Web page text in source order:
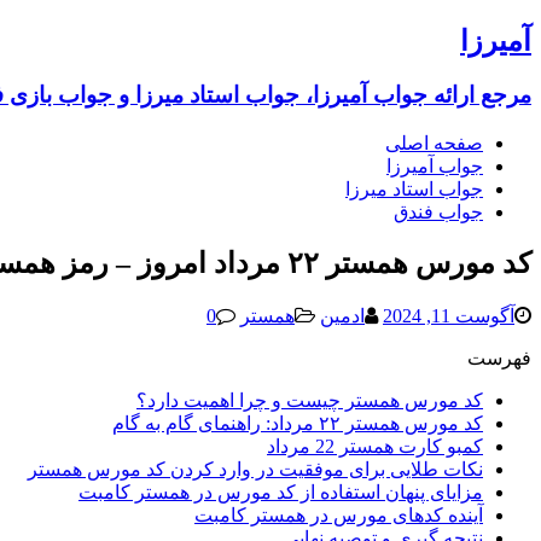
آمیرزا
مرجع ارائه جواب آمیرزا، جواب استاد میرزا و جواب بازی
صفحه اصلی
جواب آمیرزا
جواب استاد میرزا
جواب فندق
کد مورس همستر ۲۲ مرداد امروز – رمز همستر 22 مرداد 1403 (امشب جدید) یک میلیونی
آگوست 11, 2024 ادمین همستر 0
فهرست
کد مورس همستر چیست و چرا اهمیت دارد؟
کد مورس همستر ۲۲ مرداد: راهنمای گام به گام
کمبو کارت همستر 22 مرداد
نکات طلایی برای موفقیت در وارد کردن کد مورس همستر
مزایای پنهان استفاده از کد مورس در همستر کامبت
آینده کدهای مورس در همستر کامبت